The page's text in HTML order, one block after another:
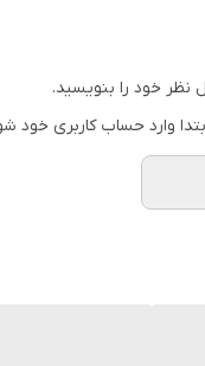
نظر خود را بنویسید.
وارد حساب کاربری خود